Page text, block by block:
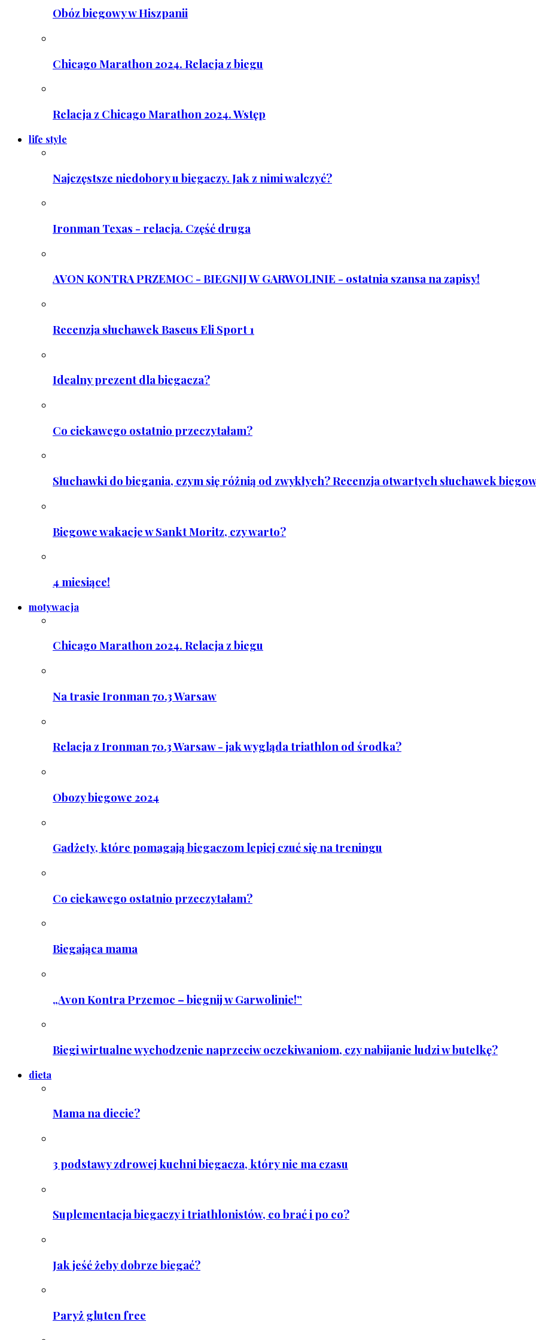
Obóz biegowy w Hiszpanii
Chicago Marathon 2024. Relacja z biegu
Relacja z Chicago Marathon 2024. Wstęp
life style
Najczęstsze niedobory u biegaczy. Jak z nimi walczyć?
Ironman Texas - relacja. Część druga
AVON KONTRA PRZEMOC - BIEGNIJ W GARWOLINIE - ostatnia szansa na zapisy!
Recenzja słuchawek Baseus Eli Sport 1
Idealny prezent dla biegacza?
Co ciekawego ostatnio przeczytałam?
Słuchawki do biegania, czym się różnią od zwykłych? Recenzja otwartych słuchawek
Biegowe wakacje w Sankt Moritz, czy warto?
4 miesiące!
motywacja
Chicago Marathon 2024. Relacja z biegu
Na trasie Ironman 70.3 Warsaw
Relacja z Ironman 70.3 Warsaw - jak wygląda triathlon od środka?
Obozy biegowe 2024
Gadżety, które pomagają biegaczom lepiej czuć się na treningu
Co ciekawego ostatnio przeczytałam?
Biegająca mama
„Avon Kontra Przemoc – biegnij w Garwolinie!”
Biegi wirtualne wychodzenie naprzeciw oczekiwaniom, czy nabijanie ludzi w butelkę?
dieta
Mama na diecie?
3 podstawy zdrowej kuchni biegacza, który nie ma czasu
Suplementacja biegaczy i triathlonistów, co brać i po co?
Jak jeść żeby dobrze biegać?
Paryż gluten free